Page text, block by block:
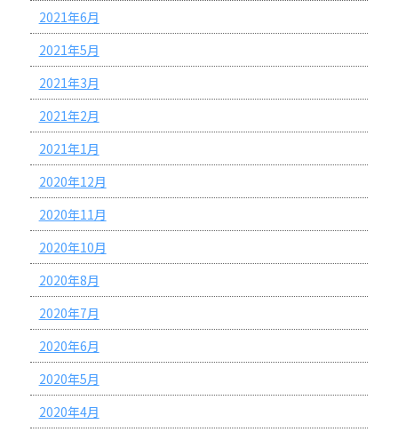
2021年6月
2021年5月
2021年3月
2021年2月
2021年1月
2020年12月
2020年11月
2020年10月
2020年8月
2020年7月
2020年6月
2020年5月
2020年4月